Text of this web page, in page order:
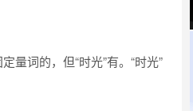
量词的，但“时光”有。“时光”